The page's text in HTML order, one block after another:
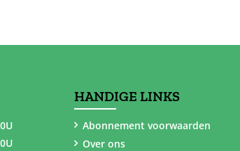
HANDIGE LINKS
Abonnement voorwaarden
Over ons